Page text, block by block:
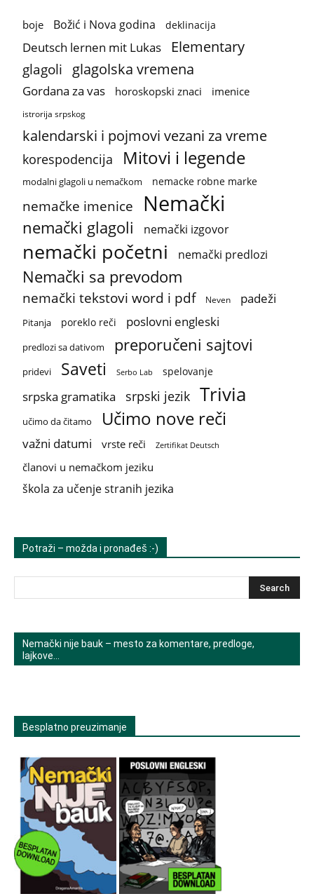
boje Božić i Nova godina deklinacija
Deutsch lernen mit Lukas Elementary
glagoli glagolska vremena
Gordana za vas horoskopski znaci imenice
istrorija srpskog
kalendarski i pojmovi vezani za vreme
korespodencija Mitovi i legende
modalni glagoli u nemačkom nemacke robne marke
nemačke imenice Nemački
nemački glagoli nemački izgovor
nemački početni nemački predlozi
Nemački sa prevodom
nemački tekstovi word i pdf Neven padeži
Pitanja poreklo reči poslovni engleski
predlozi sa dativom preporučeni sajtovi
pridevi Saveti Serbo Lab spelovanje
srpska gramatika srpski jezik Trivia
učimo da čitamo Učimo nove reči
važni datumi vrste reči Zertifikat Deutsch
članovi u nemačkom jeziku
škola za učenje stranih jezika
Potraži – možda i pronađeš :-)
Nemački nije bauk – mesto za komentare, predloge,
lajkove…
Besplatno preuzimanje